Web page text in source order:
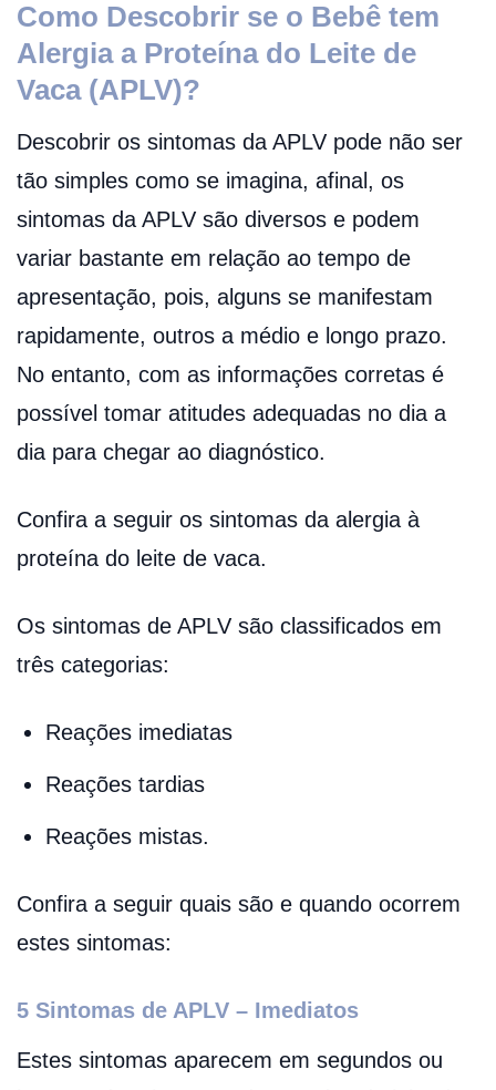
Como Descobrir se o Bebê tem
Alergia a Proteína do Leite de
Vaca (APLV)?
Descobrir os sintomas da APLV pode não ser
tão simples como se imagina, afinal, os
sintomas da APLV são diversos e podem
variar bastante em relação ao tempo de
apresentação, pois, alguns se manifestam
rapidamente, outros a médio e longo prazo.
No entanto, com as informações corretas é
possível tomar atitudes adequadas no dia a
dia para chegar ao diagnóstico.
Confira a seguir os sintomas da alergia à
proteína do leite de vaca.
Os sintomas de APLV são classificados em
três categorias:
Reações imediatas
Reações tardias
Reações mistas.
Confira a seguir quais são e quando ocorrem
estes sintomas:
5 Sintomas de APLV – Imediatos
Estes sintomas aparecem em segundos ou